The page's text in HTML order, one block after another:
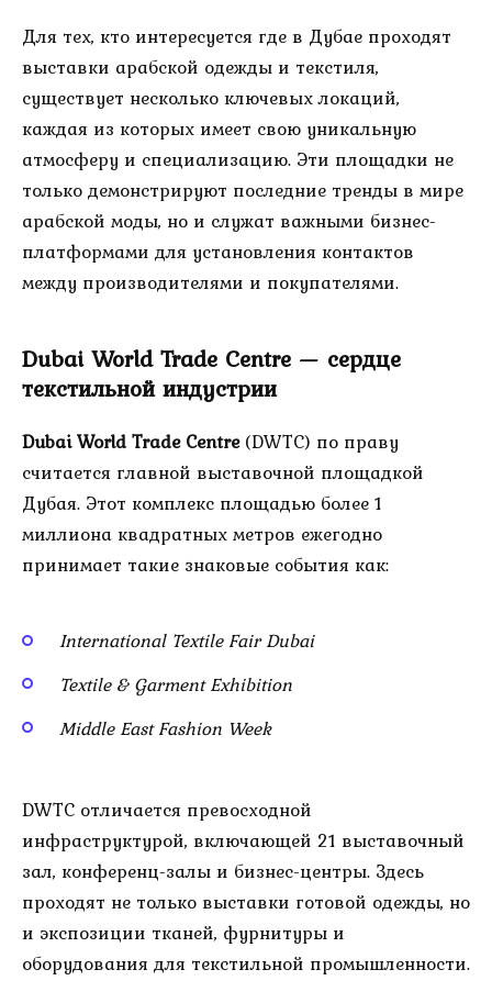
Для тех, кто интересуется где в Дубае проходят
выставки арабской одежды и текстиля,
существует несколько ключевых локаций,
каждая из которых имеет свою уникальную
атмосферу и специализацию. Эти площадки не
только демонстрируют последние тренды в мире
арабской моды, но и служат важными бизнес-
платформами для установления контактов
между производителями и покупателями.
Dubai World Trade Centre — сердце
текстильной индустрии
Dubai World Trade Centre(DWTC) по праву
считается главной выставочной площадкой
Дубая. Этот комплекс площадью более 1
миллиона квадратных метров ежегодно
принимает такие знаковые события как:
International Textile Fair Dubai
Textile & Garment Exhibition
Middle East Fashion Week
DWTC отличается превосходной
инфраструктурой, включающей 21 выставочный
зал, конференц-залы и бизнес-центры. Здесь
проходят не только выставки готовой одежды, но
и экспозиции тканей, фурнитуры и
оборудования для текстильной промышленности.